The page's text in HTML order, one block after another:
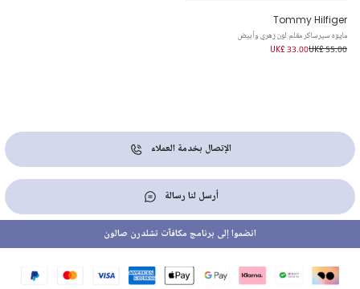
Tommy Hilfiger
مايوه سيرساكر مقلم لون زهري وأبيض
UK£ 55.00
UK£ 33.00
الإتصال بخدمة العملاء
أرسل لنا رسالة
انضموا إلى برنامج مكافآت تشلدرن صالون